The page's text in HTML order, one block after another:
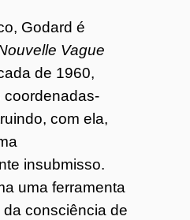
Godard é
Vague
de 1960,
coordenadas-
com ela,
insubmisso.
uma ferramenta
consciência de